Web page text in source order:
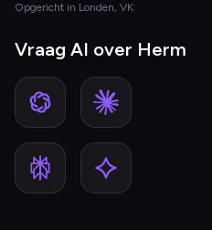
Opgericht in Londen, VK
Vraag AI over Herm